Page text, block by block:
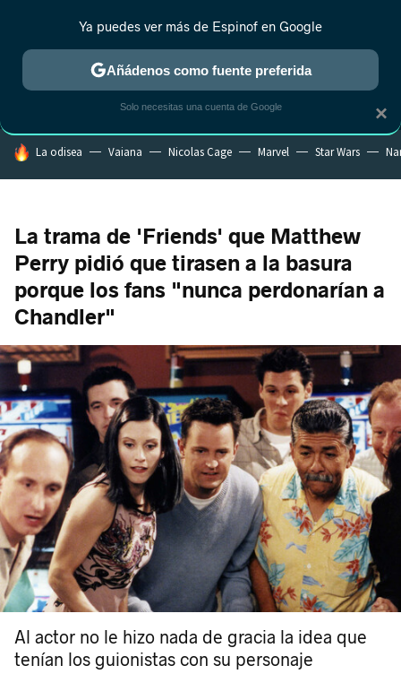
MENÚ NUEVO
ESTRENOS REALITY ANIME RANKINGS CINE
HOY SE HABLA DE
La odisea Vaiana Nicolas Cage Marvel Star Wars
La trama de 'Friends' que Matthew
Perry pidió que tirasen a la basura
porque los fans "nunca perdonarían a
Chandler"
Al actor no le hizo nada de gracia la idea que
tenían los guionistas con su personaje
×
Ya puedes ver más de Espinof en Google
Añádenos como fuente preferida
Solo necesitas una cuenta de Google